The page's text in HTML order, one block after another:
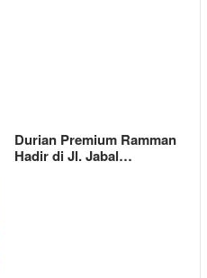
Durian Premium Ramman
Hadir di Jl. Jabal…